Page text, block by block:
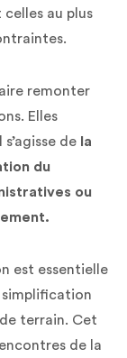
au plus
remonter
Elles
de la
du
ou
est essentielle
simplification
terrain. Cet
de la